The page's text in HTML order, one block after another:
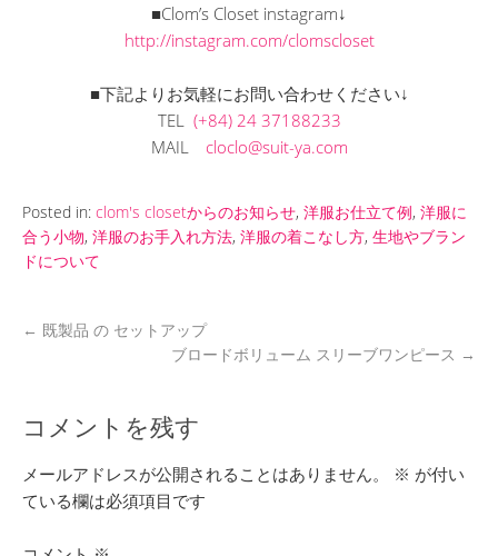
■Clom’s Closet instagram↓
http://instagram.com/clomscloset
■下記よりお気軽にお問い合わせください↓
TEL (+84) 24 37188233
MAIL cloclo@suit-ya.com
Posted in: clom's closetからのお知らせ, 洋服お仕立て例, 洋服に
合う小物, 洋服のお手入れ方法, 洋服の着こなし方, 生地やブラン
ドについて
← 既製品 の セットアップ
ブロードボリューム スリーブワンピース →
コメントを残す
メールアドレスが公開されることはありません。 ※ が付い
ている欄は必須項目です